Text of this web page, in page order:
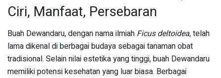
Ciri, Manfaat, Persebaran
Buah Dewandaru, dengan nama ilmiah Ficus deltoidea, telah
lama dikenal di berbagai budaya sebagai tanaman obat
tradisional. Selain nilai estetika yang tinggi, buah Dewandaru
memiliki potensi kesehatan yang luar biasa. Berbagai